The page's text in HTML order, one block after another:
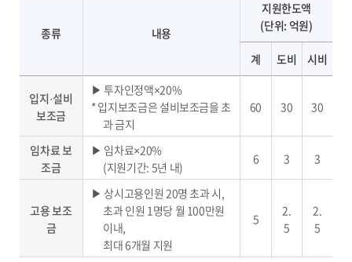
종류 내용
지원한도액
(단위: 억원)
계 도비 시비
입지·설비
보조금
▶ 투자인정액×20%
* 입지보조금은 설비보조금을 초
과 금지
60 30 30
임차료 보
조금
▶ 임차료×20%
(지원기간: 5년 내)
6 3 3
고용 보조
금
▶ 상시고용인원 20명 초과 시,
초과 인원 1명당 월 100만원
이내,
최대 6개월 지원
5
2.
5
2.
5